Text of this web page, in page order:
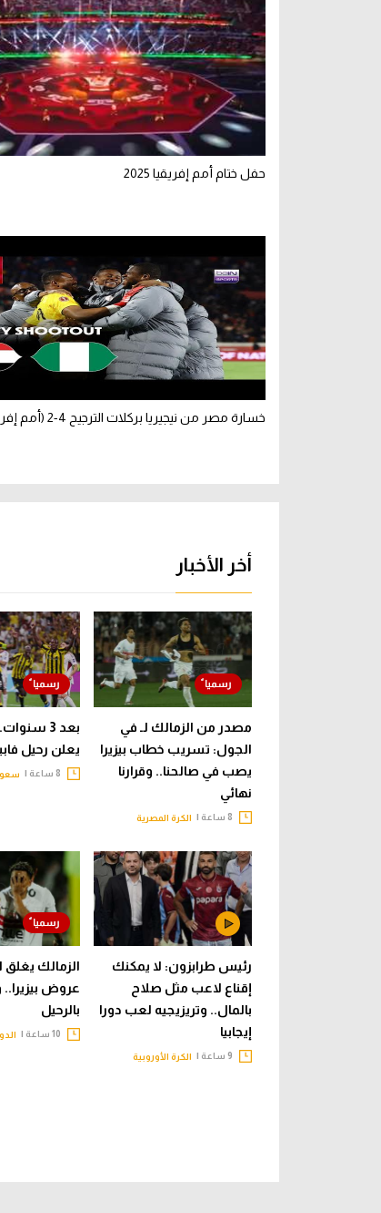
حفل ختام أمم إفريقيا 2025
خسارة مصر من نيجيريا بركلات الترجيح 4-2 (أمم إفريقيا)
أخر الأخبار
مصدر من الزمالك لـ في
الجول: تسريب خطاب بيزيرا
يصب في صالحنا.. وقرارنا
نهائي
الكرة المصرية
بعد 3
يعلن رحيل
رئيس طرابزون: لا يمكنك
إقناع لاعب مثل صلاح
بالمال.. وتريزيجيه لعب دورا
إيجابيا
الكرة الأوروبية
الزمالك يغلق
عروض
بالرحيل